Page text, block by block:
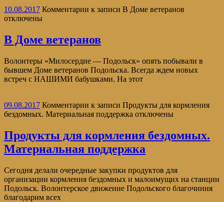
10.08.2017 Комментарии к записи В Доме ветеранов
отключены
В Доме ветеранов
Волонтеры «Милосердие — Подольск» опять побывали в
бывшем Доме ветеранов Подольска. Всегда ждем новых
встреч с НАШИМИ бабушками. На этот
09.08.2017 Комментарии к записи Продукты для кормления
бездомных. Материальная поддержка отключены
Продукты для кормления бездомных.
Материальная поддержка
Сегодня делали очередные закупки продуктов для
организации кормления бездомных и малоимущих на станции
Подольск. Волонтерское движение Подольского благочиния
благодарим всех